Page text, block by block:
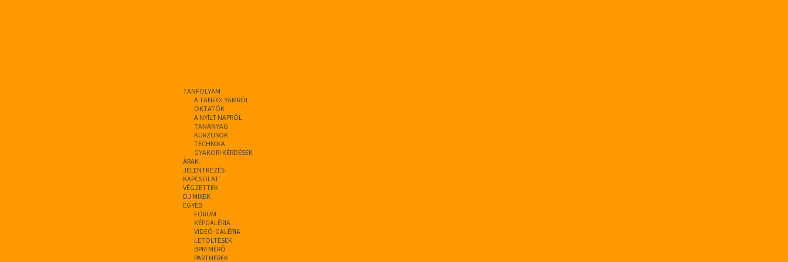
TANFOLYAM
A TANFOLYAMRÓL
OKTATÓK
A NYÍLT NAPRÓL
TANANYAG
KURZUSOK
TECHNIKA
GYAKORI KÉRDÉSEK
ÁRAK
JELENTKEZÉS
KAPCSOLAT
VÉGZETTEK
DJ MIXEK
EGYÉB
FÓRUM
KÉPGALÉRIA
VIDEÓ-GALÉRIA
LETÖLTÉSEK
BPM MÉRŐ
PARTNEREK